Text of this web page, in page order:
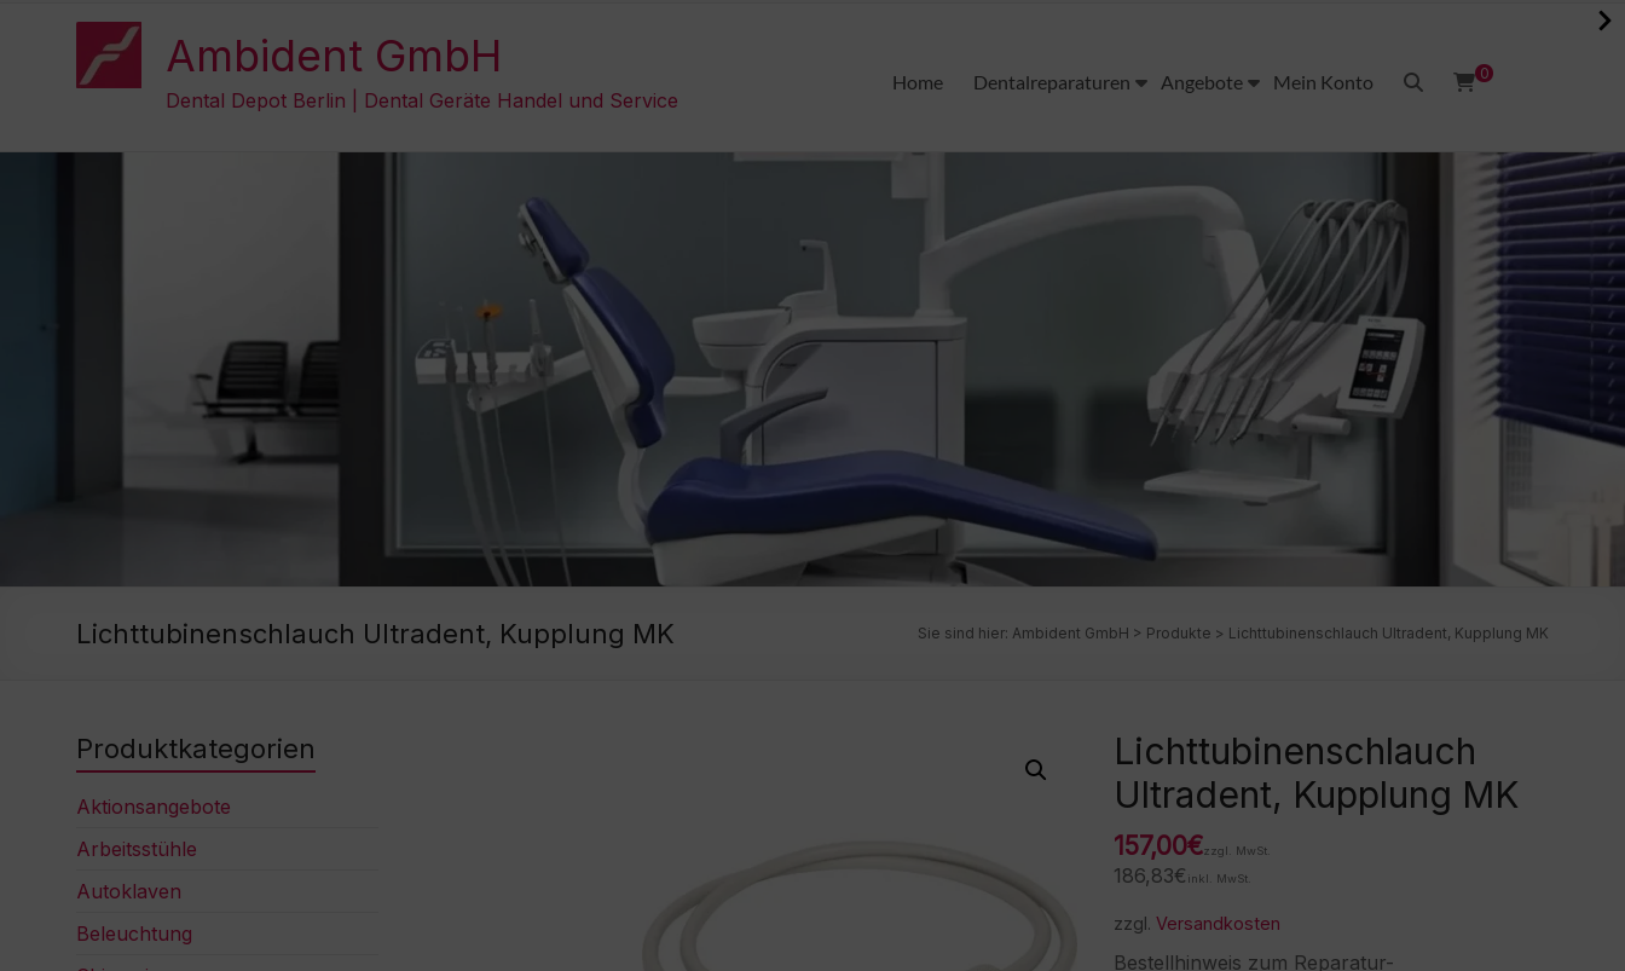
Ambident GmbH
Dental Depot Berlin | Dental Geräte Handel und Service
0
Home Dentalreparaturen Angebote Mein Konto
Lichttubinenschlauch Ultradent, Kupplung MK Sie sind hier: Ambident GmbH > Produkte > Lichttubinenschlauch Ultradent, Kupplung MK
Lichttubinenschlauch
Ultradent, Kupplung MK
157,00€zzgl. MwSt.
186,83€ inkl. MwSt.
zzgl. Versandkosten
Bestellhinweis zum Reparatur-
Produktkategorien
Aktionsangebote
Arbeitsstühle
Autoklaven
Beleuchtung